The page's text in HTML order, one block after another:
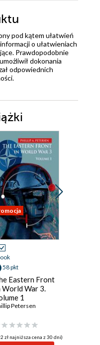
pod kątem ułatwień
o ułatwieniach
Prawdopodobnie
dokonania
odpowiednich
,Juliusz S. Tym
58 pkt
Eastern Front
World War 3.
1
Petersen
zł najniższa cena z 30 dni)